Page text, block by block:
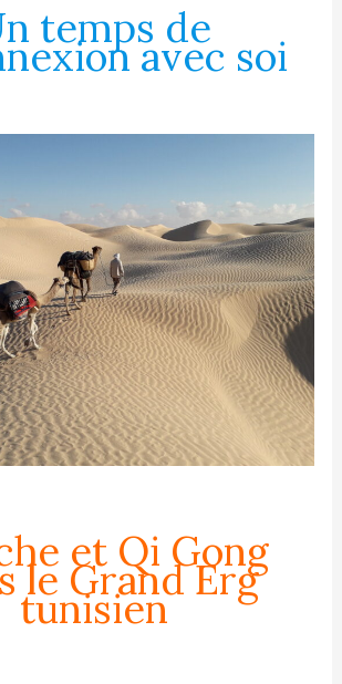
temps de
avec soi
et Qi Gong
le Grand Erg
tunisien